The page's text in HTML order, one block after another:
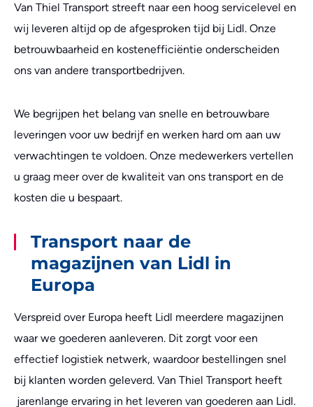
Van Thiel Transport streeft naar een hoog servicelevel en
wij leveren altijd op de afgesproken tijd bij Lidl. Onze
betrouwbaarheid en kostenefficiëntie onderscheiden
ons van andere transportbedrijven.
We begrijpen het belang van snelle en betrouwbare
leveringen voor uw bedrijf en werken hard om aan uw
verwachtingen te voldoen. Onze medewerkers vertellen
u graag meer over de kwaliteit van ons transport en de
kosten die u bespaart.
Transport naar de
magazijnen van Lidl in
Europa
Verspreid over Europa heeft Lidl meerdere magazijnen
waar we goederen aanleveren. Dit zorgt voor een
effectief logistiek netwerk, waardoor bestellingen snel
bij klanten worden geleverd. Van Thiel Transport heeft
jarenlange ervaring in het leveren van goederen aan Lidl.